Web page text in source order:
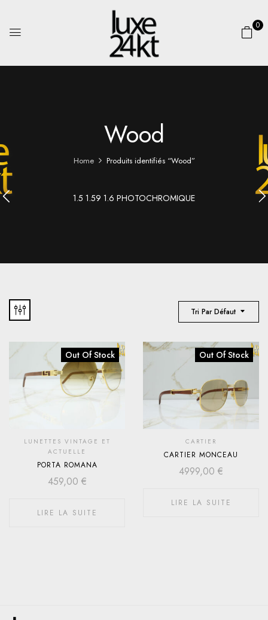
0
Wood
Home Produits identifiés “Wood”
1.5 1.59 1.6 PHOTOCHROMIQUE
Tri Par Défaut
Out Of Stock
LUNETTES VINTAGE ET
ACTUELLE
PORTA ROMANA
459,00 €
LIRE LA SUITE
Out Of Stock
CARTIER
CARTIER MONCEAU
4999,00 €
LIRE LA SUITE